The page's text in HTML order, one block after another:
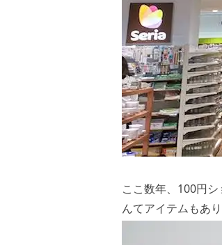
ここ数年、100円
んてアイテムもあ